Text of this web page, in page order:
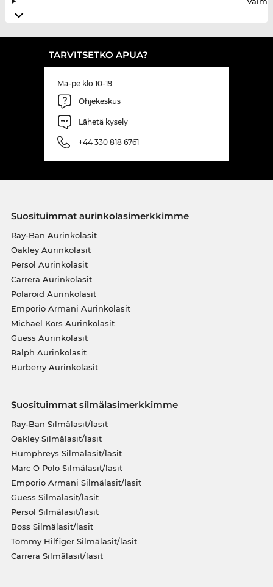
TARVITSETKO APUA?
Ma-pe klo 10-19
Ohjekeskus
Lähetä kysely
+44 330 818 6761
Suosituimmat aurinkolasimerkkimme
Ray-Ban Aurinkolasit
Oakley Aurinkolasit
Persol Aurinkolasit
Carrera Aurinkolasit
Polaroid Aurinkolasit
Emporio Armani Aurinkolasit
Michael Kors Aurinkolasit
Guess Aurinkolasit
Ralph Aurinkolasit
Burberry Aurinkolasit
Suosituimmat silmälasimerkkimme
Ray-Ban Silmälasit/lasit
Oakley Silmälasit/lasit
Humphreys Silmälasit/lasit
Marc O Polo Silmälasit/lasit
Emporio Armani Silmälasit/lasit
Guess Silmälasit/lasit
Persol Silmälasit/lasit
Boss Silmälasit/lasit
Tommy Hilfiger Silmälasit/lasit
Carrera Silmälasit/lasit